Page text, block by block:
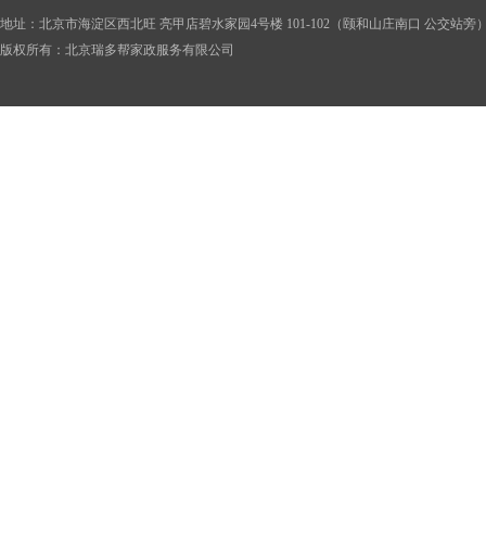
地址：北京市海淀区西北旺 亮甲店碧水家园4号楼 101-102（颐和山庄南口 公交
版权所有：北京瑞多帮家政服务有限公司